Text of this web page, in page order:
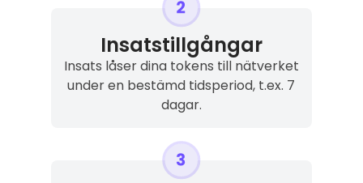
Insatstillgångar
Insats låser dina tokens till nätverket
under en bestämd tidsperiod, t.ex. 7
dagar.